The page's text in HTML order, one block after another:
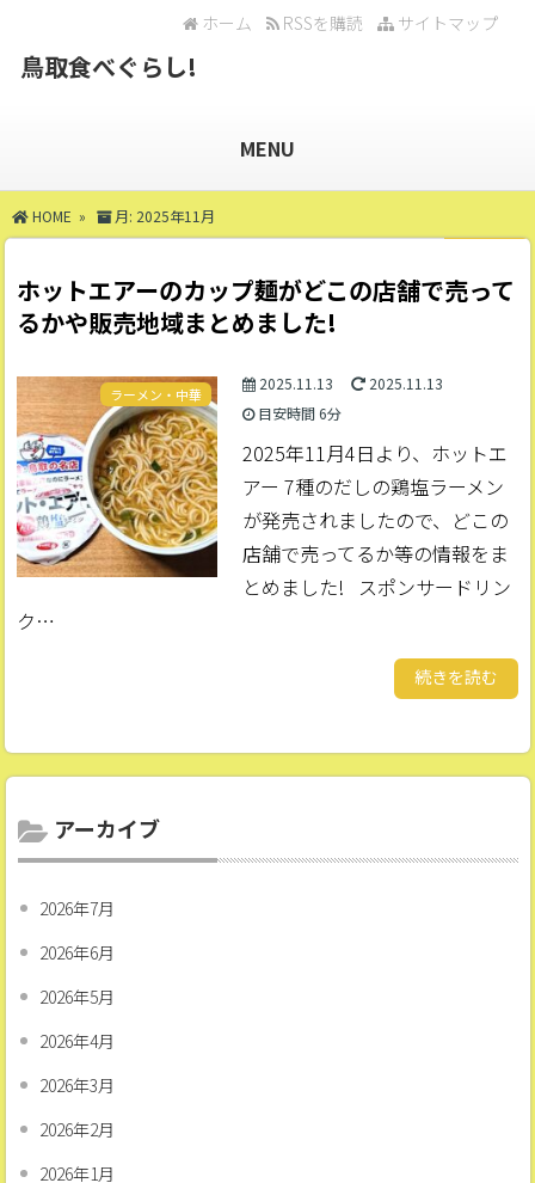
サイトマップ
RSSを購読
ホーム
鳥取食べぐらし!
MENU
HOME » 月: 2025年11月
ホットエアーのカップ麺がどこの店舗で売って
るかや販売地域まとめました!
ラーメン・中華
2025.11.13
2025.11.13
目安時間6分
2025年11月4日より、ホットエ
アー 7種のだしの鶏塩ラーメン
が発売されましたので、どこの
店舗で売ってるか等の情報をま
とめました! スポンサードリン
ク…
続きを読む
アーカイブ
2026年7月
2026年6月
2026年5月
2026年4月
2026年3月
2026年2月
2026年1月